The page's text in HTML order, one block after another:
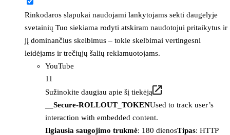
Rinkodaros slapukai naudojami lankytojams sekti daugelyje
svetainių Tuo siekiama rodyti atskiram naudotojui pritaikytus ir
jį dominančius skelbimus – tokie skelbimai vertingesni
leidėjams ir trečiųjų šalių reklamuotojams.
YouTube
11
Sužinokite daugiau apie šį tiekėją
__Secure-ROLLOUT_TOKENUsed to track user’s
interaction with embedded content.
Ilgiausia saugojimo trukmė: 180 dienosTipas: HTTP